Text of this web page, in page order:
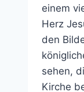
einem
Herz
den
sehen,
Kirche